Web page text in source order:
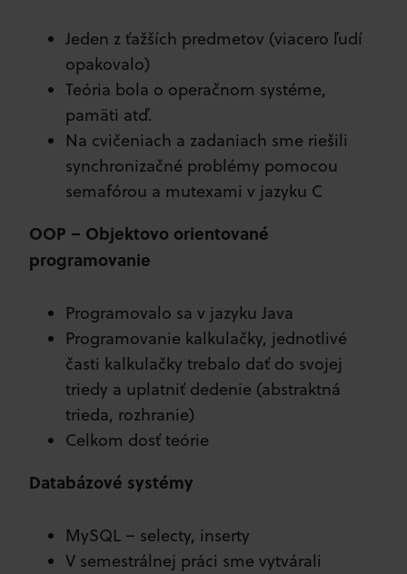
Jeden z ťažších predmetov (viacero ľudí
opakovalo)
Teória bola o operačnom systéme,
pamäti atď.
Na cvičeniach a zadaniach sme riešili
synchronizačné problémy pomocou
semafórou a mutexami v jazyku C
OOP – Objektovo orientované
programovanie
Programovalo sa v jazyku Java
Programovanie kalkulačky, jednotlivé
časti kalkulačky trebalo dať do svojej
triedy a uplatniť dedenie (abstraktná
trieda, rozhranie)
Celkom dosť teórie
Databázové systémy
MySQL – selecty, inserty
V semestrálnej práci sme vytvárali